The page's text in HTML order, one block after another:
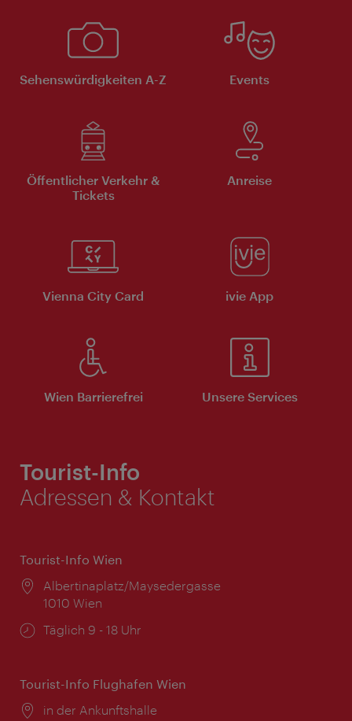
Sehenswürdigkeiten A-Z Events
Öffentlicher Verkehr &
Tickets
Anreise
Vienna City Card ivie App
Wien Barrierefrei Unsere Services
Tourist-Info
Adressen & Kontakt
Tourist-Info Wien
Ort:
Albertinaplatz/Maysedergasse
1010 Wien
Öffnungszeiten:
Täglich 9 - 18 Uhr
Tourist-Info Flughafen Wien
Ort:
in der Ankunftshalle